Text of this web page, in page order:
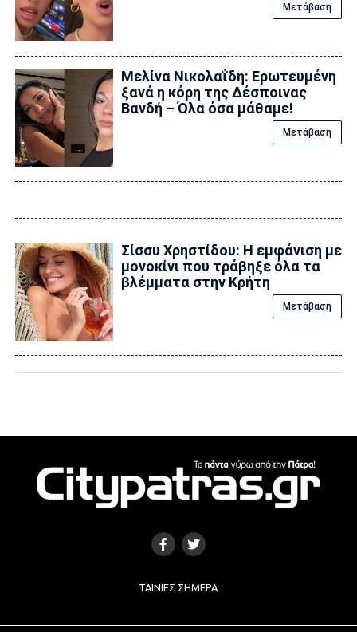
Μετάβαση
Μελίνα Νικολαΐδη: Ερωτευμένη
ξανά η κόρη της Δέσποινας
Βανδή – Όλα όσα μάθαμε!
Μετάβαση
Σίσσυ Χρηστίδου: Η εμφάνιση με
μονοκίνι που τράβηξε όλα τα
βλέμματα στην Κρήτη
Μετάβαση
ΤΑΙΝΊΕΣ ΣΉΜΕΡΑ